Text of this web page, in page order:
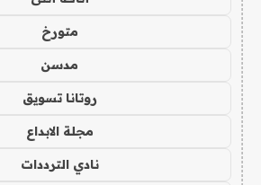
متورخ
مدسن
روتانا تسويق
مجلة الابداع
نادي الترددات